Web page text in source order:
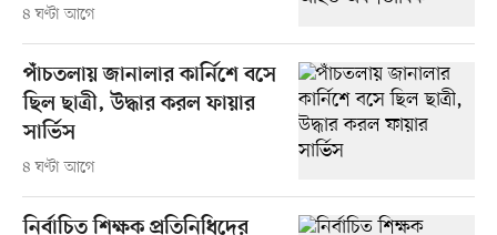
৪ ঘণ্টা আগে
পাঁচতলায় জানালার কার্নিশে বসে
ছিল ছাত্রী, উদ্ধার করল ফায়ার
সার্ভিস
৪ ঘণ্টা আগে
নির্বাচিত শিক্ষক প্রতিনিধিদের